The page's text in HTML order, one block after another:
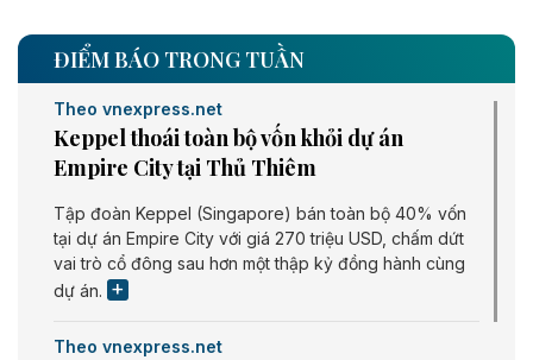
ĐIỂM BÁO TRONG TUẦN
Theo vnexpress.net
Keppel thoái toàn bộ vốn khỏi dự án
Empire City tại Thủ Thiêm
Tập đoàn Keppel (Singapore) bán toàn bộ 40% vốn
tại dự án Empire City với giá 270 triệu USD, chấm dứt
vai trò cổ đông sau hơn một thập kỷ đồng hành cùng
dự án.
Theo vnexpress.net